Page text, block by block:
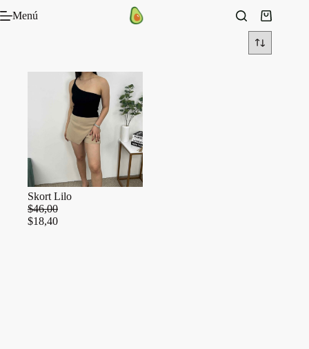
al Menú
Carro
de
compra
Skort Lilo
$46,00
$18,40